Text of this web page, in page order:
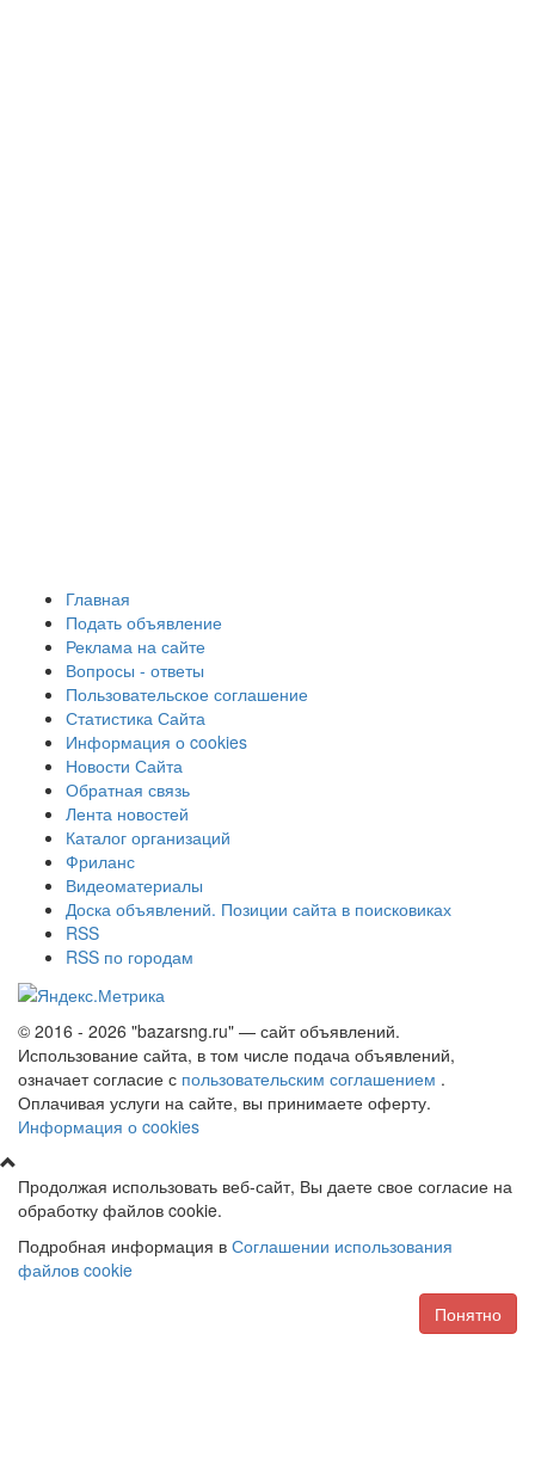
Главная
Подать объявление
Реклама на сайте
Вопросы - ответы
Пользовательское соглашение
Статистика Сайта
Информация о cookies
Новости Сайта
Обратная связь
Лента новостей
Каталог организаций
Фриланс
Видеоматериалы
Доска объявлений. Позиции сайта в поисковиках
RSS
RSS по городам
© 2016 - 2026 "bazarsng.ru" — сайт объявлений.
Использование сайта, в том числе подача объявлений,
означает согласие с пользовательским соглашением .
Оплачивая услуги на сайте, вы принимаете оферту.
Информация о cookies
Продолжая использовать веб-сайт, Вы даете свое согласие на
обработку файлов cookie.
Подробная информация в Соглашении использования
файлов cookie
Понятно